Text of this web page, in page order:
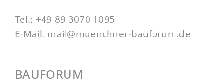
Tel.: +49 89 3070 1095
E-Mail: mail@muenchner-bauforum.de
BAUFORUM